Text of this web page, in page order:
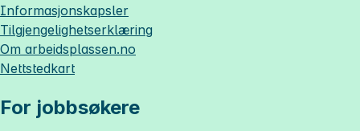
Informasjonskapsler
Tilgjengelighetserklæring
Om arbeidsplassen.no
Nettstedkart
For jobbsøkere